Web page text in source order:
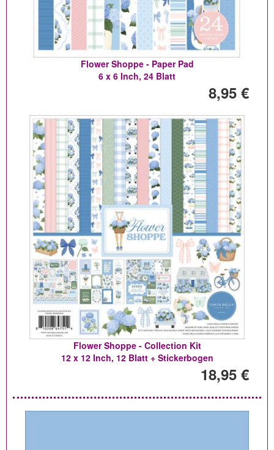
Flower Shoppe - Paper Pad
6 x 6 Inch, 24 Blatt
8,95 €
Flower Shoppe - Collection Kit
12 x 12 Inch, 12 Blatt + Stickerbogen
18,95 €